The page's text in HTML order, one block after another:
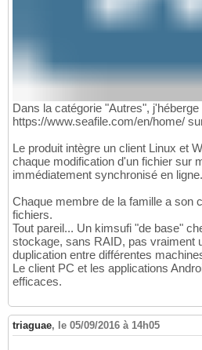
Dans la catégorie "Autres", j'héberge
https://www.seafile.com/en/home/
Le produit intègre un client Linux et
chaque modification d'un fichier sur
immédiatement synchronisé en ligne.
Chaque membre de la famille a son
fichiers.
Tout pareil... Un kimsufi "de base"
stockage, sans RAID, pas vraiment
duplication entre différentes
Le client PC et les applications
efficaces.
triaguae, le 05/09/2016 à 14h05